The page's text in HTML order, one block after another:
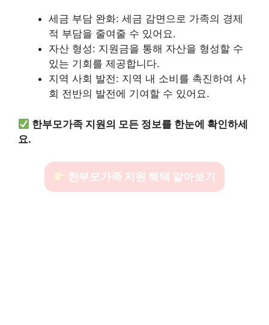
세금 부담 완화: 세금 감면으로 가족의 경제
적 부담을 줄여줄 수 있어요.
자산 형성: 지원금을 통해 자산을 형성할 수
있는 기회를 제공합니다.
지역 사회 발전: 지역 내 소비를 촉진하여 사
회 전반의 발전에 기여할 수 있어요.
한부모가족 지원의 모든 정보를 한눈에 확인하세
요.
한부모가족 지원 혜택 알아보기